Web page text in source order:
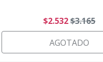
$2.532$3.165
AGOTADO